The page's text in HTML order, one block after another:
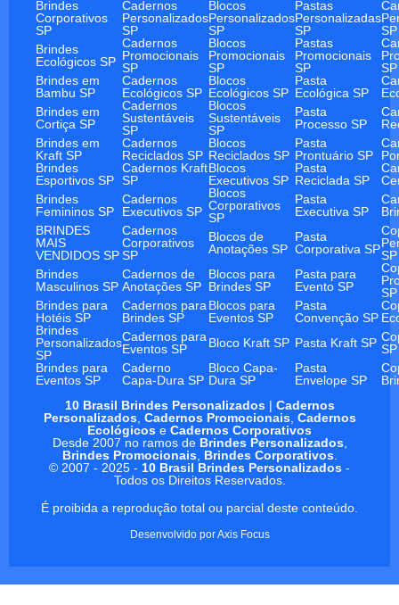
Brindes
Corporativos
SP
Cadernos
Personalizados
SP
Blocos
Personalizados
SP
Pastas
Personalizadas
SP
SP
Brindes
Ecológicos SP
Cadernos
Promocionais
SP
Blocos
Promocionais
SP
Pastas
Promocionais
SP
SP
Brindes em
Bambu SP
Cadernos
Ecológicos SP
Blocos
Ecológicos SP
Pasta
Ecológica SP
Brindes em
Cortiça SP
Cadernos
Sustentáveis
SP
Blocos
Sustentáveis
SP
Pasta
Processo SP
Brindes em
Kraft SP
Cadernos
Reciclados SP
Blocos
Reciclados SP
Pasta
Prontuário SP
Brindes
Esportivos SP
Cadernos Kraft
SP
Blocos
Executivos SP
Pasta
Reciclada SP
Brindes
Femininos SP
Cadernos
Executivos SP
Blocos
Corporativos
SP
Pasta
Executiva SP
BRINDES
MAIS
VENDIDOS SP
Cadernos
Corporativos
SP
Blocos de
Anotações SP
Pasta
Corporativa SPSP
Brindes
Masculinos SP
Cadernos de
Anotações SP
Blocos para
Brindes SP
Pasta para
Evento SP
SP
Brindes para
Hotéis SP
Cadernos para
Brindes SP
Blocos para
Eventos SP
Pasta
Convenção SP
Brindes
Personalizados
SP
Cadernos para
Eventos SP
Bloco Kraft SP Pasta Kraft SP SP
Brindes para
Eventos SP
Caderno
Capa-Dura SP
Bloco Capa-
Dura SP
Pasta
Envelope SP
10 Brasil Brindes Personalizados| Cadernos
Personalizados, Cadernos Promocionais, Cadernos
Ecológicos e Cadernos Corporativos
Desde 2007 no ramos de Brindes Personalizados,
Brindes Promocionais, Brindes Corporativos.
© 2007 - 2025 - 10 Brasil Brindes Personalizados -
Todos os Direitos Reservados.
É proibida a reprodução total ou parcial deste conteúdo.
Desenvolvido porAxis Focus